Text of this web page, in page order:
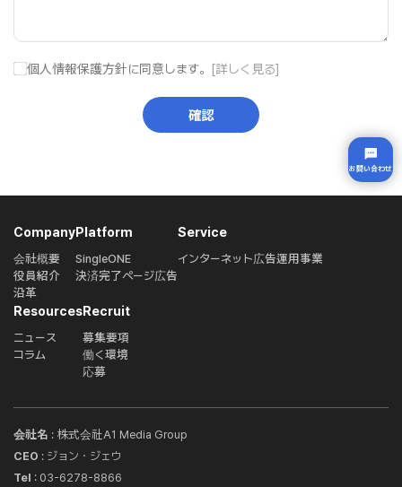
個人情報保護方針に同意します。 [詳しく見る]
確認
お問い合わせ
Company
会社概要
役員紹介
沿革
Platform
SingleONE
決済完了ページ広告
Service
インターネット広告運用事業
Resources
ニュース
コラム
Recruit
募集要項
働く環境
応募
‌会社名 : 株式会社A1 Media Group
CEO : ジョン・ジェウ
Tel : 03-6278-8866